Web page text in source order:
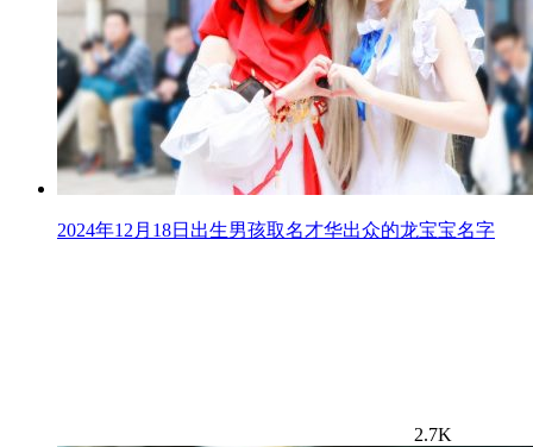
2024年12月18日出生男孩取名才华出众的龙宝宝名字
2.7K